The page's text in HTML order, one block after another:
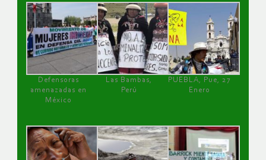
Defensoras
amenazadas en
México
Las Bambas,
Perú
PUEBLA, Pue, 27
Enero